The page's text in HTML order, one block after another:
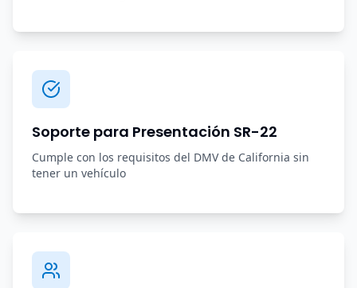
Soporte para Presentación SR-22
Cumple con los requisitos del DMV de California sin
tener un vehículo